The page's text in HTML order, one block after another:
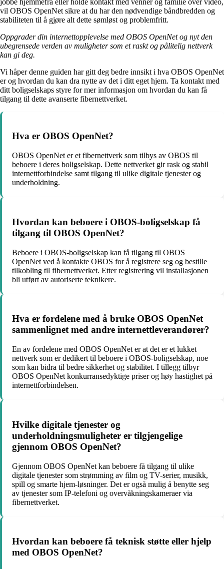
vil OBOS OpenNet sikre at du har den nødvendige båndbredden og
stabiliteten til å gjøre alt dette sømløst og problemfritt.
Oppgrader din internettopplevelse med OBOS OpenNet og nyt den
ubegrensede verden av muligheter som et raskt og pålitelig nettverk
kan gi deg.
Vi håper denne guiden har gitt deg bedre innsikt i hva OBOS OpenNet
er og hvordan du kan dra nytte av det i ditt eget hjem. Ta kontakt med
ditt boligselskaps styre for mer informasjon om hvordan du kan få
tilgang til dette avanserte fibernettverket.
Hva er OBOS OpenNet?
OBOS OpenNet er et fibernettverk som tilbys av OBOS til
beboere i deres boligselskap. Dette nettverket gir rask og stabil
internettforbindelse samt tilgang til ulike digitale tjenester og
underholdning.
Hvordan kan beboere i OBOS-boligselskap få
tilgang til OBOS OpenNet?
Beboere i OBOS-boligselskap kan få tilgang til OBOS
OpenNet ved å kontakte OBOS for å registrere seg og bestille
tilkobling til fibernettverket. Etter registrering vil installasjonen
bli utført av autoriserte teknikere.
Hva er fordelene med å bruke OBOS OpenNet
sammenlignet med andre internettleverandører?
En av fordelene med OBOS OpenNet er at det er et lukket
nettverk som er dedikert til beboere i OBOS-boligselskap, noe
som kan bidra til bedre sikkerhet og stabilitet. I tillegg tilbyr
OBOS OpenNet konkurransedyktige priser og høy hastighet på
internettforbindelsen.
Hvilke digitale tjenester og
underholdningsmuligheter er tilgjengelige
gjennom OBOS OpenNet?
Gjennom OBOS OpenNet kan beboere få tilgang til ulike
digitale tjenester som strømming av film og TV-serier, musikk,
spill og smarte hjem-løsninger. Det er også mulig å benytte seg
av tjenester som IP-telefoni og overvåkningskameraer via
fibernettverket.
Hvordan kan beboere få teknisk støtte eller hjelp
med OBOS OpenNet?